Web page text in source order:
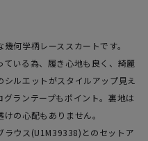
何学柄レーススカートです。
いる為、履き心地も良く、綺麗
ルエットがスタイルアップ見え
ランテープもポイント。裏地は
の心配もありません。
ラウス(U1M39338)とのセットア